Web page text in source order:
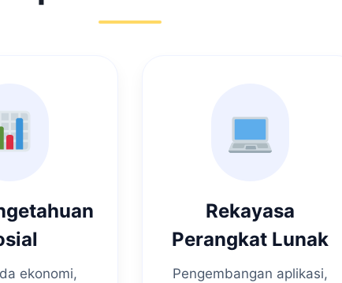
ekonomi,
Rekayasa
Perangkat Lunak
Pengembangan aplikasi,